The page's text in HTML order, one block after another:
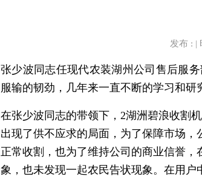
发布 : |
张少波同志任现代农装湖州公司售
服输的韧劲，几年来一直不断的学
在张少波同志的带领下，2湖洲碧浪
出现了供不应求的局面，为了保障
正常收割，也为了维持公司的商业信誉
象，也未发现一起农民告状现象。在用户